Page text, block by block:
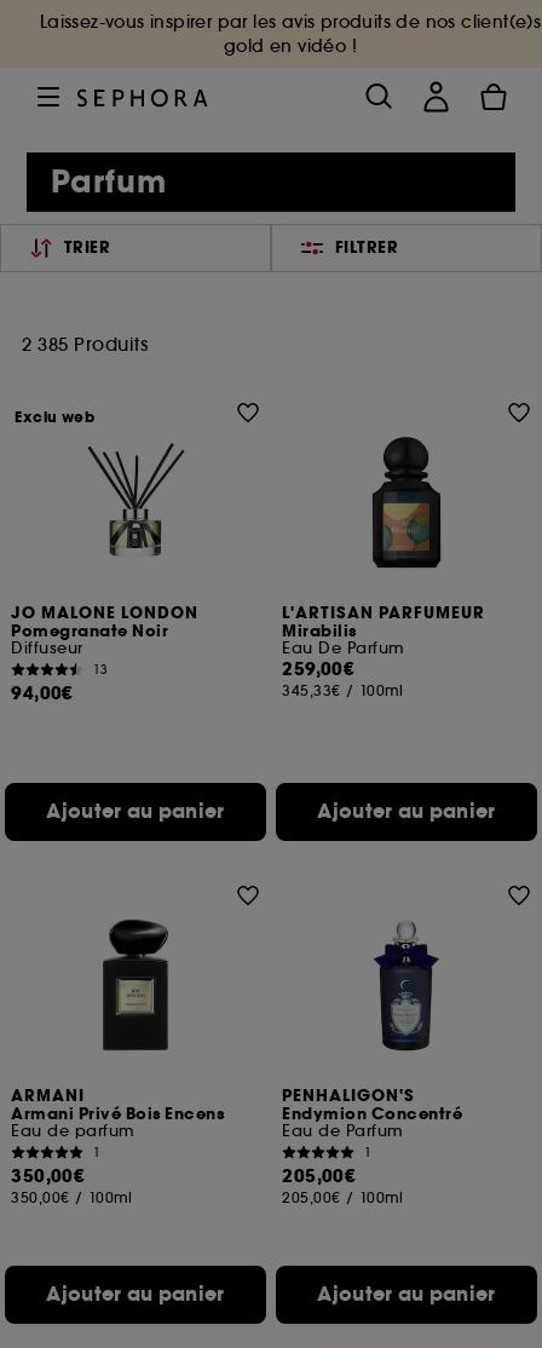
Laissez-vous inspirer par les avis produits de nos client(e)s
gold en vidéo !
Parfum
TRIER FILTRER
2 385 Produits
JO MALONE LONDON
Pomegranate Noir
Diffuseur
13
94,00€
Ajouter au panier
Exclu web
L'ARTISAN PARFUMEUR
Mirabilis
Eau De Parfum
259,00€
345,33€ / 100ml
Ajouter au panier
ARMANI
Armani Privé Bois Encens
Eau de parfum
1
350,00€
350,00€ / 100ml
Ajouter au panier
PENHALIGON'S
Endymion Concentré
Eau de Parfum
1
205,00€
205,00€ / 100ml
Ajouter au panier